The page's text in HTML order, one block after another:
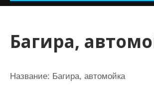
Багира,
Название: Багира, автомойка